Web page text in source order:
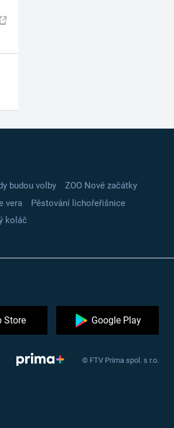
budou volby
ZOO Nové začátky
vera
Pěstování lichořeřišnice
koláč
Store Google Play
© FTV Prima spol. s r.o.